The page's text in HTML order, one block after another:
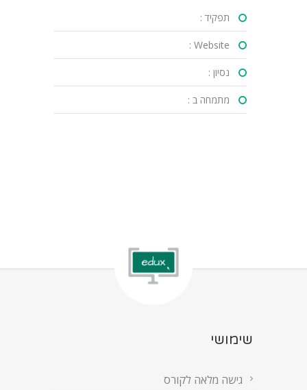
תפקיד :
Website :
נסיון :
מתמחה ב :
שימושי
גישה מלאה לקורס